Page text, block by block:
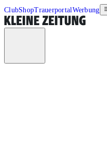
ClubShopTrauerportalWerbung